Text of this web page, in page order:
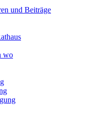
und Beiträge
wo